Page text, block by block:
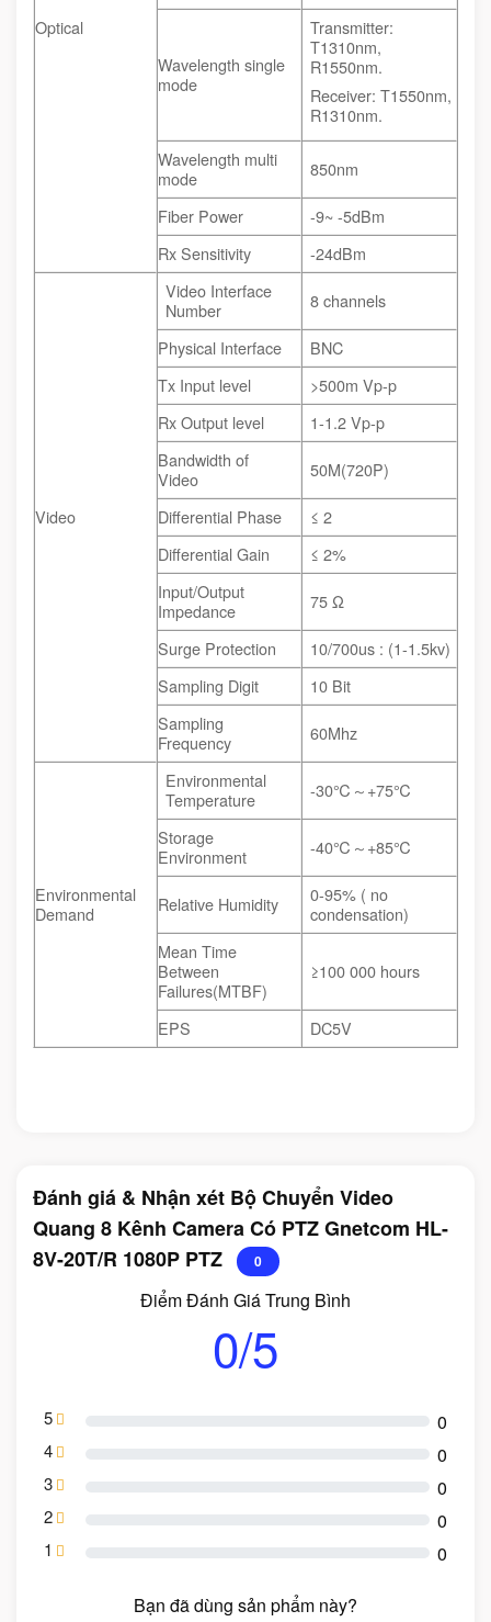
Optical
Wavelength single
mode
Transmitter:
T1310nm,
R1550nm.
Receiver: T1550nm,
R1310nm.
Wavelength multi
mode
850nm
Fiber Power
-9~ -5dBm
Rx Sensitivity
-24dBm
Video
Video Interface
Number
8 channels
Physical Interface
BNC
Tx Input level
>500m Vp-p
Rx Output level
1-1.2 Vp-p
Bandwidth of
Video
50M(720P)
Differential Phase
≤ 2
Differential Gain
≤ 2%
Input/Output
Impedance
75 Ω
Surge Protection
10/700us : (1-1.5kv)
Sampling Digit
10 Bit
Sampling
Frequency
60Mhz
Environmental
Demand
Environmental
Temperature
-30℃～+75℃
Storage
Environment
-40℃～+85℃
Relative Humidity
0-95% ( no
condensation)
Mean Time
Between
Failures(MTBF)
≥100 000 hours
EPS DC5V
Đánh giá & Nhận xét Bộ Chuyển Video
Quang 8 Kênh Camera Có PTZ Gnetcom HL-
8V-20T/R 1080P PTZ
0
Điểm Đánh Giá Trung Bình
0/5
5 0
4 0
3 0
2 0
1 0
Bạn đã dùng sản phẩm này?